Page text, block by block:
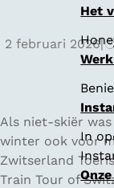
Het
In
2 februari 2026|
Als niet-skiër
winter ook voor
Zwitserland
Train Tour of